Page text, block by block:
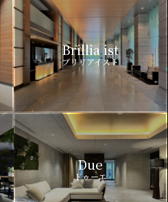
Brillia ist
ブリリアイスト
Due
ドゥーエ